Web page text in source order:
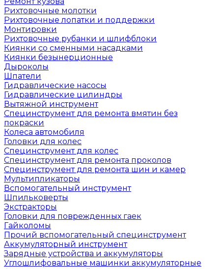
Рихтовочные молотки
Рихтовочные лопатки и поддержки
Монтировки
Рихтовочные рубанки и шлифблоки
Киянки со сменными насадками
Киянки безынерционные
Дыроколы
Шпатели
Гидравлические насосы
Гидравлические цилиндры
Вытяжной инструмент
Специнструмент для ремонта вмятин без
покраски
Колеса автомобиля
Головки для колес
Специнструмент для колес
Специнструмент для ремонта проколов
Специнструмент для ремонта шин и камер
Мультипликаторы
Вспомогательный инструмент
Шпильковерты
Экстракторы
Головки для поврежденных гаек
Гайколомы
Прочий вспомогательный специнструмент
Аккумуляторный инструмент
Зарядные устройства и аккумуляторы
Углошлифовальные машинки аккумуляторные